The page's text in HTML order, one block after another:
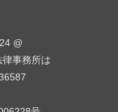
@
律事務所は